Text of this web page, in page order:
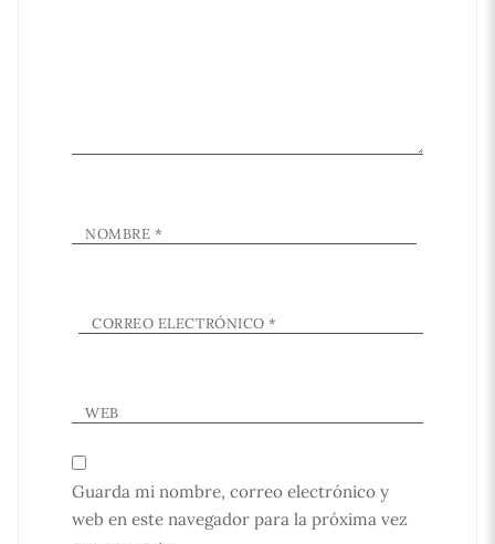
NOMBRE *
CORREO ELECTRÓNICO*
WEB
Guarda mi nombre, correo electrónico y
web en este navegador para la próxima vez